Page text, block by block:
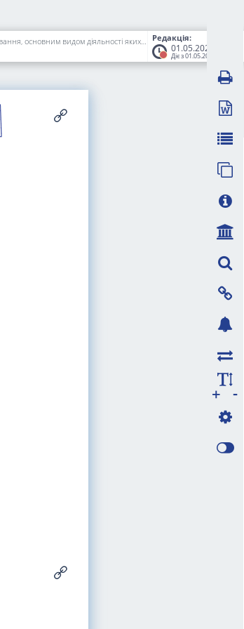
Редакція:
01.05.2022
Діє з 01.05.2022
Про затвердження Порядку організації та проведення біржових торгів з продажу природного газу власного видобутку для задоволення потреб суб'єктів господарювання, основним видом діяльності яких є виробництво продовольчих товарів, що мають істотну соціальну значущість
-
+